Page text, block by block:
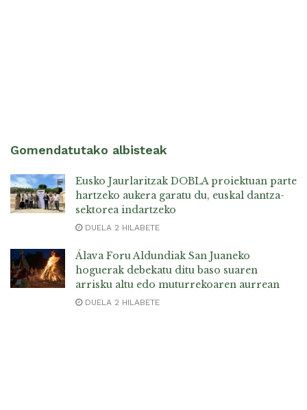
Gomendatutako albisteak
Eusko Jaurlaritzak DOBLA proiektuan parte
hartzeko aukera garatu du, euskal dantza-
sektorea indartzeko
DUELA 2 HILABETE
Álava Foru Aldundiak San Juaneko
hoguerak debekatu ditu baso suaren
arrisku altu edo muturrekoaren aurrean
DUELA 2 HILABETE